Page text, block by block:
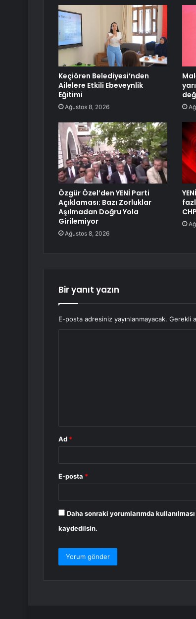
Keçiören Belediyesi’nden
Ailelere Etkili Ebeveynlik
Eğitimi
Ağustos 8, 2026
Özgür Özel’den YENİ Parti
Açıklaması: Bazı Zorluklar
Aşılmadan Doğru Yola
Girilemiyor
Ağustos 8, 2026
Bir yanıt yazın
E-posta adresiniz yayınlanmayacak. Gerekli
Ad *
E-posta *
Daha sonraki yorumlarımda
kaydedilsin.